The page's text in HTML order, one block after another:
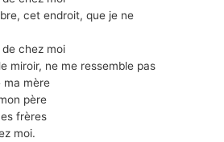
cet endroit, que je ne
chez moi
miroir, ne me ressemble pas
ma mère
père
frères
moi.